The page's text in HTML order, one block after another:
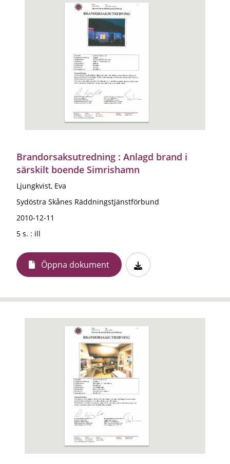
Brandorsaksutredning : Anlagd brand i
särskilt boende Simrishamn
Ljungkvist, Eva
Sydöstra Skånes Räddningstjänstförbund
2010-12-11
5 s. : ill
Öppna dokument